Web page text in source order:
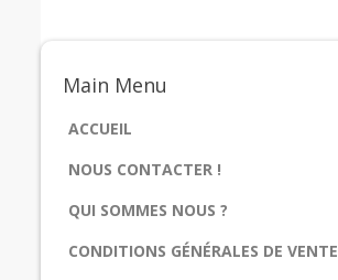
Main Menu
ACCUEIL
NOUS CONTACTER !
QUI SOMMES NOUS ?
CONDITIONS GÉNÉRALES DE VENTE